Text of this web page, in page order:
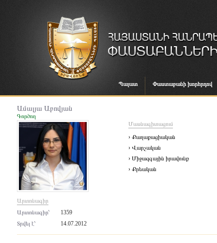
Պալատ Փաստաբանի խորհրդով
Ամալյա Աբովյան
Գործող
Արտոնագիր
Արտոնագիր՝
1359
Տրվել է՝
14.07.2012
Մասնագիտացում
› Քաղաքացիական
› Վարչական
› Միջազգային իրավունք
› Քրեական